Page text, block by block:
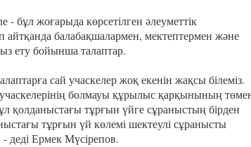
- бұл жоғарыда көрсетілген әлеуметтік
балабақшалармен, мектептермен және
ету бойынша талаптар.
сай учаскелер жоқ екенін жақсы білеміз.
болмауы құрылыс қарқынының
қолданыстағы тұрғын үйге сұраныстың бірден
тұрғын үй көлемі шектеулі сұранысты
деді Ермек Мүсірепов.